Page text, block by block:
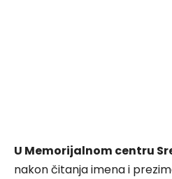
U Memorijalnom centru
nakon čitanja imena i